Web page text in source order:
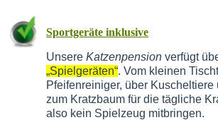
Sportgeräte inklusive
Unsere Katzenpension verfügt
„Spielgeräten“. Vom kleinen
Pfeifenreiniger, über Kuscheltiere
zum Kratzbaum für die tägliche
also kein Spielzeug mitbringen.